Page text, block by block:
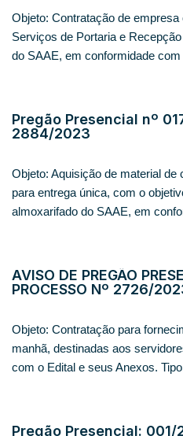
Objeto: Contratação de
Serviços de Portaria e
do SAAE, em conformidade
Pregão Presencial nº
2884/2023
Objeto: Aquisição de material
para entrega única, com o
almoxarifado do SAAE, em
AVISO DE PREGÃO
PROCESSO Nº 2726/
Objeto: Contratação para
manhã, destinadas aos
com o Edital e seus Anexos.
Pregão Presencial: 001/